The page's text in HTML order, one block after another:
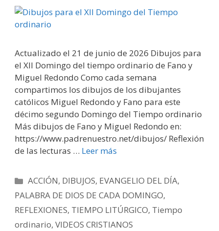
Actualizado el 21 de junio de 2026 Dibujos para
el XII Domingo del tiempo ordinario de Fano y
Miguel Redondo Como cada semana
compartimos los dibujos de los dibujantes
católicos Miguel Redondo y Fano para este
décimo segundo Domingo del Tiempo ordinario
Más dibujos de Fano y Miguel Redondo en:
https://www.padrenuestro.net/dibujos/ Reflexión
de las lecturas … Leer más
Categorías
ACCIÓN, DIBUJOS, EVANGELIO DEL DÍA,
PALABRA DE DIOS DE CADA DOMINGO,
REFLEXIONES, TIEMPO LITÚRGICO, Tiempo
ordinario, VIDEOS CRISTIANOS